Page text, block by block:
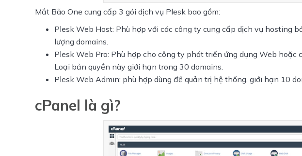
Mắt Bão One cung cấp 3 gói dịch vụ Plesk bao gồm:
Plesk Web Host: Phù hợp với các công ty cung cấp dịch vụ hosting
lượng domains.
Plesk Web Pro: Phù hợp cho công ty phát triển ứng dụng Web hoặc
Loại bản quyền này giới hạn trong 30 domains.
Plesk Web Admin: phù hợp dùng để quản trị hệ thống, giới hạn 10
cPanel là gì?